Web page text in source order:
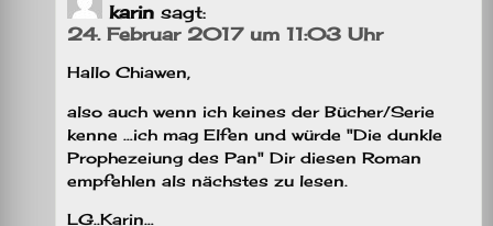
karin sagt:
24. Februar 2017 um 11:03 Uhr
Hallo Chiawen,
also auch wenn ich keines der Bücher/Serie
kenne …ich mag Elfen und würde "Die dunkle
Prophezeiung des Pan" Dir diesen Roman
empfehlen als nächstes zu lesen.
LG..Karin…